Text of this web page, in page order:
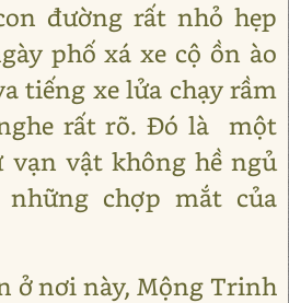
đường rất nhỏ hẹp
phố xá xe cộ ồn ào
tiếng xe lửa chạy rầm
rất rõ. Đó là một
vạn vật không hề ngủ
chợp mắt của
ở nơi này, Mộng Trinh